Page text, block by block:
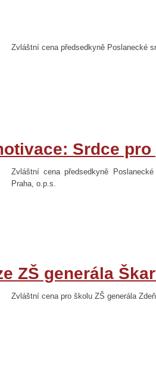
Zvláštní cena předsedkyně Poslanecké
Srdce
Zvláštní cena předsedkyně
Praha, o.p.s.
ZŠ generála
Zvláštní cena pro školu ZŠ generála